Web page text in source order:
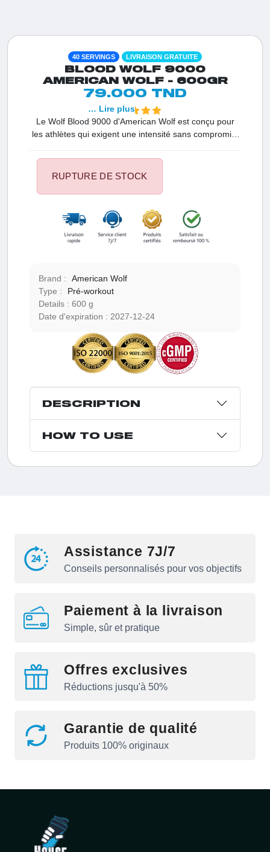
40 SERVINGS LIVRAISON GRATUITE
BLOOD WOLF 9000
AMERICAN WOLF - 600GR
79.000 TND
Le Wolf Blood 9000 d'American Wolf est conçu pour
les athlètes qui exigent une intensité sans compromis.
massifs de Citrulline Malate, Bêta-Alanine et Créatine
pour déclencher une congestion maximale et une
l'ajout de Taurine et de Ginseng, il garantit une
concentration d'acier et une vigilance accrue. C'est
l'outil ultime en Tunisie pour transformer vos séances
et atteindre une performance maximale tout en
… Lire plus
RUPTURE DE STOCK
Brand :
American Wolf
Type :
Pré-workout
Details :
600 g
Date d'expiration : 2027-12-24
DESCRIPTION
HOW TO USE
Assistance 7J/7
Conseils personnalisés pour vos objectifs
Paiement à la livraison
Simple, sûr et pratique
Offres exclusives
Réductions jusqu'à 50%
Garantie de qualité
Produits 100% originaux